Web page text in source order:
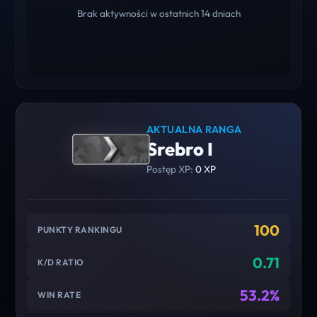
Brak aktywności w ostatnich 14 dniach
AKTUALNA RANGA
Srebro I
Postęp XP: 0 XP
PUNKTY RANKINGU 100
K/D RATIO 0.71
WIN RATE 53.2%